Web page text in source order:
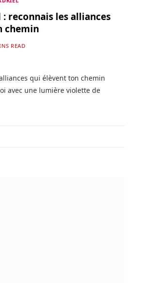
: reconnais les alliances
chemin
READ
qui élèvent ton chemin
avec une lumière violette de